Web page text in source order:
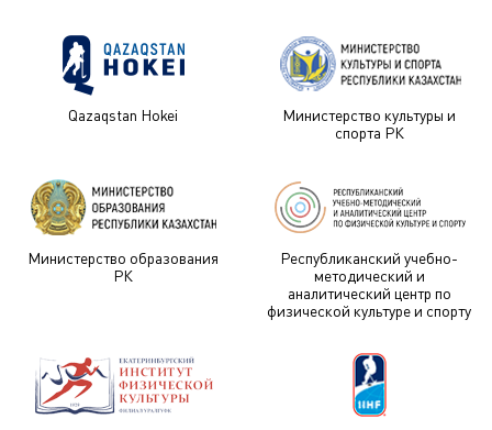
Qazaqstan Hokei
Министерство культуры и
спорта РК
Министерство образования
РК
Республиканский учебно-
методический и
аналитический центр по
физической культуре и спорту